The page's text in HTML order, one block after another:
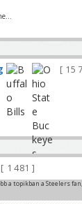
15
1 481
a topikban a Steelers